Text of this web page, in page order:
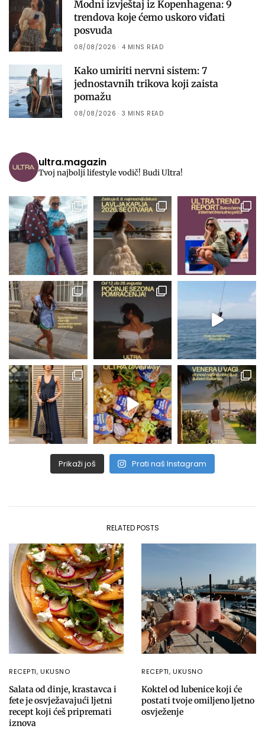
Modni izvještaj iz Kopenhagena: 9
trendova koje ćemo uskoro viđati
posvuda
08/08/2026 4 MINS READ
Kako umiriti nervni sistem: 7
jednostavnih trikova koji zaista
pomažu
08/08/2026 3 MINS READ
ultra.magazin
Tvoj najbolji lifestyle vodič! Budi Ultra!
Prikaži još Prati naš Instagram
RELATED POSTS
RECEPTI, UKUSNO
Salata od dinje, krastavca i
fete je osvježavajući ljetni
recept koji ćeš pripremati
iznova
RECEPTI, UKUSNO
Koktel od lubenice koji će
postati tvoje omiljeno ljetno
osvježenje